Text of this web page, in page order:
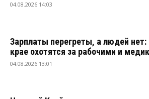
04.08.2026 14:03
Зарплаты перегреты, а людей
крае охотятся за рабочими и
04.08.2026 13:01